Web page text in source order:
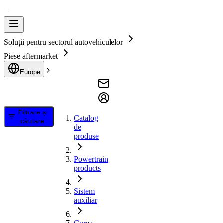
Soluții pentru sectorul autovehiculelor
Piese aftermarket
Europe
Filtrare și
căutare
Catalog
de
produse
Powertrain
products
Sistem
auxiliar